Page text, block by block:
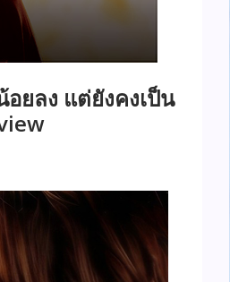
อยลง แต่ยังคงเป็น